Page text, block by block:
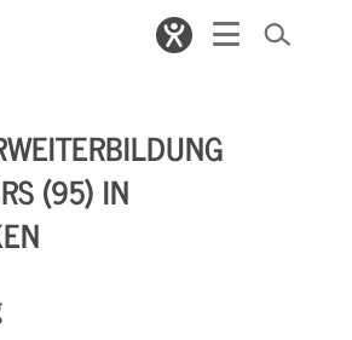
(95) IN